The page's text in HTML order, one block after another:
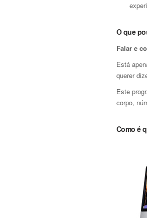
O que
Falar e
Está
querer
Este
corpo,
Como é